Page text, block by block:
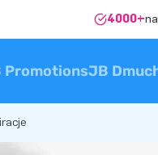
4000+
PromotionsJB